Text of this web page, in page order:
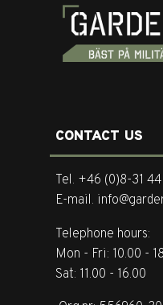
CONTACT US
Tel. +46 (0)8-31
E-mail.
Telephone hours:
Mon - Fri: 10.00 -
Sat: 11.00 - 16.00